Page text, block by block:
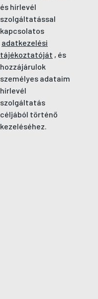
és hírlevél
szolgáltatással
kapcsolatos
adatkezelési
tájékoztatóját , és
hozzájárulok
személyes adataim
hírlevél
szolgáltatás
céljából történő
kezeléséhez.